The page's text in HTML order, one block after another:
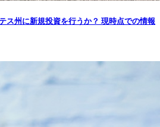
ス州に新規投資を行うか？ 現時点での情報